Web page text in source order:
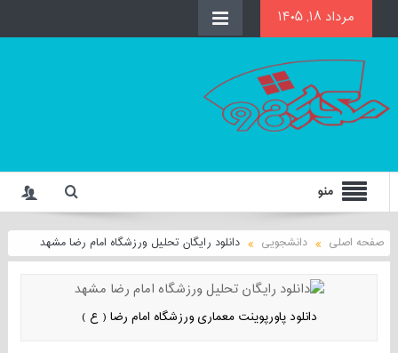
مرداد ۱۸, ۱۴۰۵
منو
صفحه اصلی دانشجویی دانلود رایگان تحلیل ورزشگاه امام رضا مشهد
دانلود پاورپوینت معماری ورزشگاه امام رضا ( ع )